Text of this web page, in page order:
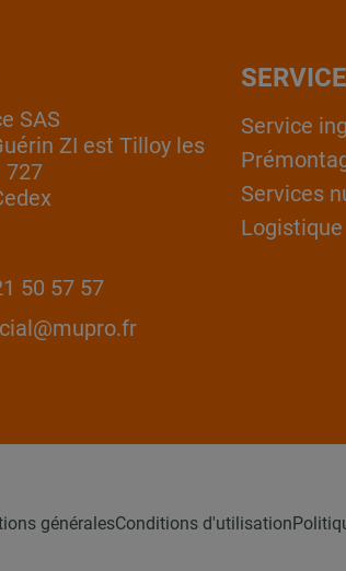
SAS
ZI est Tilloy les
727
50 57 57
Service
Services
Logistique
généralesConditions d'utilisation